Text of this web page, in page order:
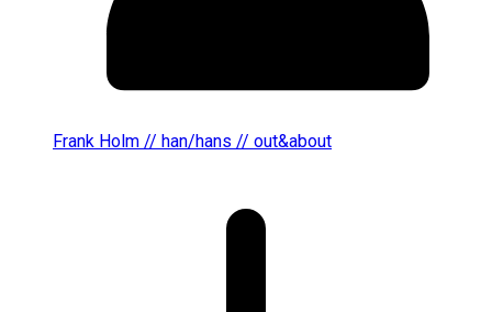
Frank Holm // han/hans // out&about